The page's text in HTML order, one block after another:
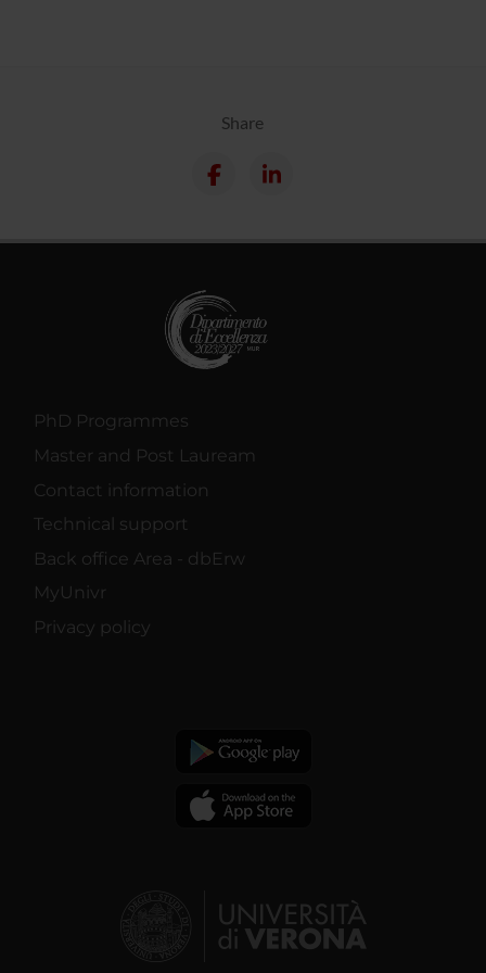
Share
PhD Programmes
Master and Post Lauream
Contact information
Technical support
Back office Area - dbErw
MyUnivr
Privacy policy